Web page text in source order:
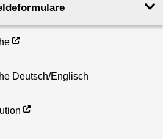
Deutsch/Englisch